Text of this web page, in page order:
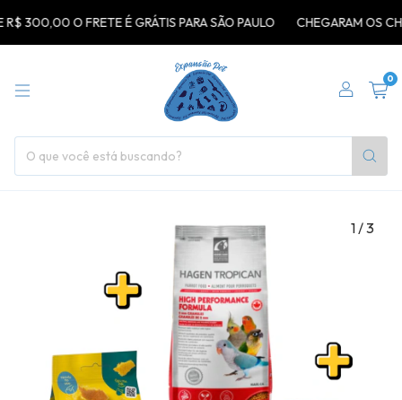
O FRETE É GRÁTIS PARA SÃO PAULO CHEGARAM OS
0
1/3